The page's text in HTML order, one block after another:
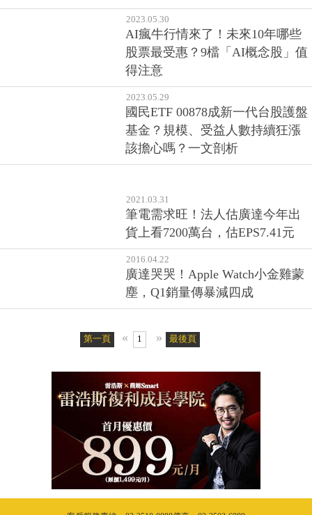
2023.05.30
AI瘋牛行情來了！未來10年哪些
股票最受惠？9檔「AI概念股」值
得注意
2023.05.29
國民ETF 00878成新一代台股護盤
基金？規模、受益人數持續狂漲
該擔心嗎？一文剖析
2021.03.31
筆電需求旺！法人估廣達今年出
貨上看7200萬台，估EPS7.41元
2016.04.22
廣達哭哭！Apple Watch小金雞蒙
塵，Q1銷量傳暴減四成
第一頁 « 1 » 最後頁